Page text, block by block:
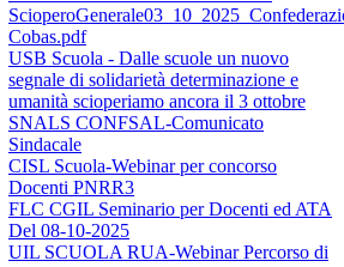
Cobas.pdf
USB Scuola - Dalle scuole un nuovo
segnale di solidarietà determinazione e
umanità scioperiamo ancora il 3 ottobre
SNALS CONFSAL-Comunicato
Sindacale
CISL Scuola-Webinar per concorso
Docenti PNRR3
FLC CGIL Seminario per Docenti ed ATA
Del 08-10-2025
UIL SCUOLA RUA-Webinar Percorso di